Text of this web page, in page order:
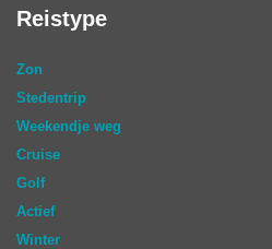
Reistype
Zon
Stedentrip
Weekendje weg
Cruise
Golf
Actief
Winter